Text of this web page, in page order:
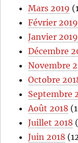
Mars 2019
Février 2019
Janvier 2019
Décembre
Novembre
Octobre
Septembre
Août 2018
Juillet 2018
Juin 2018